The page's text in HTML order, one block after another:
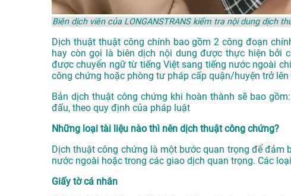
Biên dịch viên của LONGANSTRANS kiểm tra nội dung dịch
Dịch thuật thuật công chính bao gồm 2 công đoạn
hay còn gọi là biên dịch nội dung được thực hiện bởi
được chuyển ngữ từ tiếng Việt sang tiếng nước ngoài
công chứng hoặc phòng tư pháp cấp quận/huyện trở
Bản dịch thuật công chứng khi hoàn thành sẽ bao
đấu, theo quy định của pháp luật
Những loại tài liệu nào thì nên dịch thuật công chứng?
Dịch thuật công chứng là một bước quan trọng để
nước ngoài hoặc trong các giao dịch quan trọng. Các
Giấy tờ cá nhân